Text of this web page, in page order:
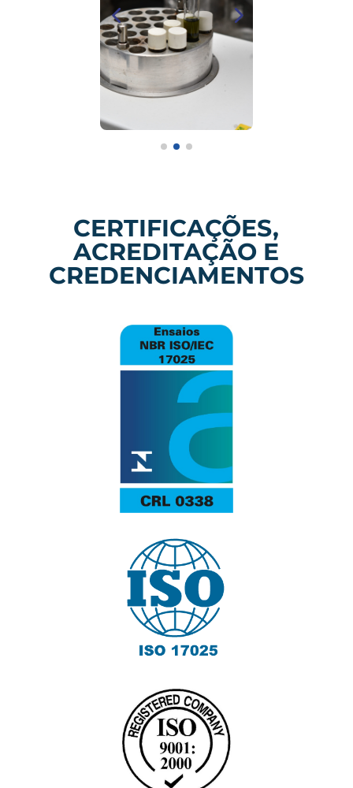
CERTIFICAÇÕES,
ACREDITAÇÃO E
CREDENCIAMENTOS